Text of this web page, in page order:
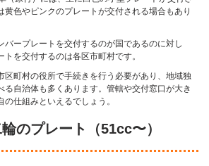
黄色やピンクのプレートが交付される場合もあり
バープレートを交付するのが国であるのに対し
を交付するのは各区市町村です。
区町村の役所で手続きを行う必要があり、地域独
る自治体も多くあります。管轄や交付窓口が大き
の仕組みといえるでしょう。
のプレート（51cc〜）